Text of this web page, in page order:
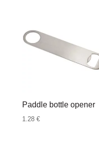
Paddle bottle opener
1.28 €